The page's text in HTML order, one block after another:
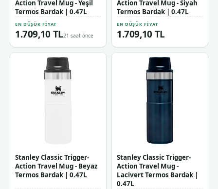
Action Travel Mug - Yeşil
Termos Bardak | 0.47L
EN DÜŞÜK FIYAT
1.709,10 TL21 saat önce
Action Travel Mug - Siyah
Termos Bardak | 0.47L
EN DÜŞÜK FIYAT
1.709,10 TL
Stanley Classic Trigger-
Action Travel Mug - Beyaz
Termos Bardak | 0.47L
Stanley Classic Trigger-
Action Travel Mug -
Lacivert Termos Bardak |
0.47L